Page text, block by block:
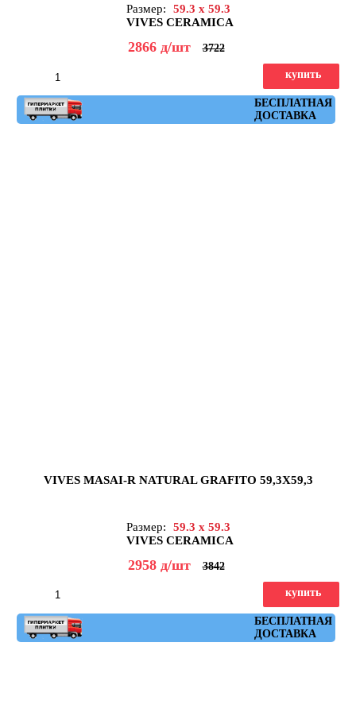
Размер:
59.3 x 59.3
VIVES CERAMICA
2866 д/шт 3722
БЕСПЛАТНАЯ
ДОСТАВКА
купить
VIVES MASAI-R NATURAL GRAFITO 59,3X59,3
Размер:
59.3 x 59.3
VIVES CERAMICA
2958 д/шт 3842
БЕСПЛАТНАЯ
ДОСТАВКА
купить
Артикул: masai_r_natural_grafito_59,3x59,3